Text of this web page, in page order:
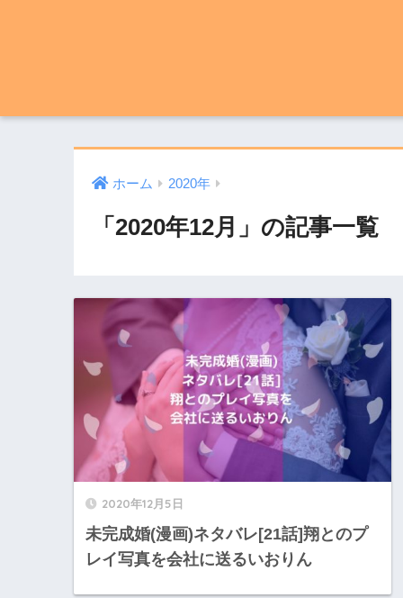
ホーム 2020年
「2020年12月」の記事一覧
2020年12月5日
未完成婚(漫画)ネタバレ[21話]翔とのプ
レイ写真を会社に送るいおりん